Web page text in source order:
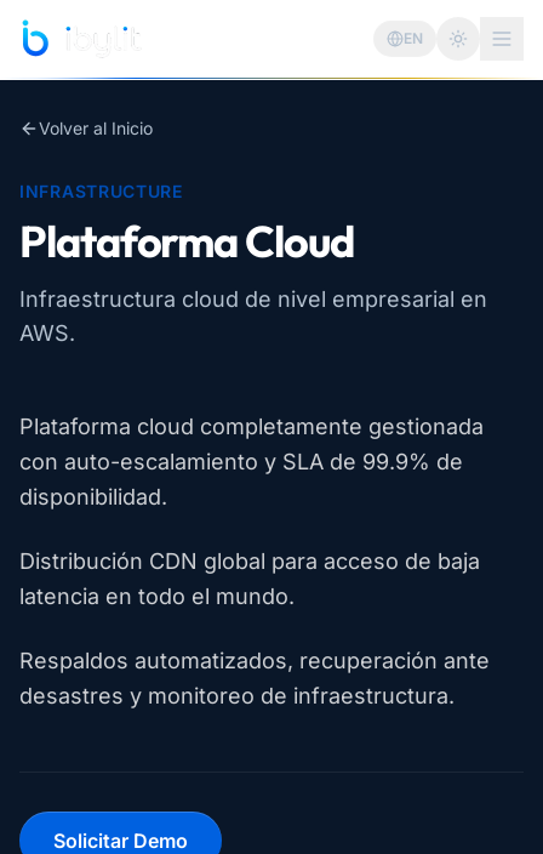
Saltar al contenido principal
EN Cambiar
Volver al Inicio
INFRASTRUCTURE
Plataforma Cloud
Infraestructura cloud de nivel empresarial en
AWS.
Plataforma cloud completamente gestionada
con auto-escalamiento y SLA de 99.9% de
disponibilidad.
Distribución CDN global para acceso de baja
latencia en todo el mundo.
Respaldos automatizados, recuperación ante
desastres y monitoreo de infraestructura.
Solicitar Demo